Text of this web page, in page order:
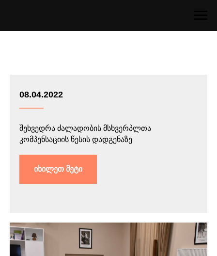
08.04.2022
შეხვედრა ძალადობის მსხვერპლთა
კომპენსაციის წესის დადგენაზე
იხილეთ მეტი